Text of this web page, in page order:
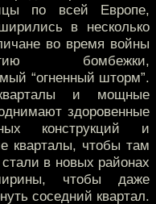
по всей Европе,
в несколько
во время войны
бомбежки,
“огненный шторм”.
и мощные
здоровенные
конструкций и
кварталы, чтобы там
в новых районах
чтобы даже
соседний квартал.